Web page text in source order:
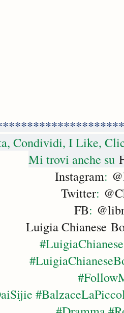
Condividi, I Like,
Mi trovi anche su
Instagram:
Twitter:
FB:
Luigia Chianese